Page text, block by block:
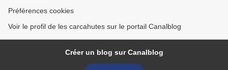
Préférences cookies
Voir le profil de les carcahutes sur le portail Canalblog
Créer un blog sur Canalblog